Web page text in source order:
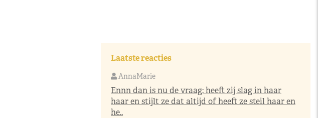
Laatste reacties
AnnaMarie
Ennn dan is nu de vraag: heeft zij slag in haar
haar en stijlt ze dat altijd of heeft ze steil haar en
he..